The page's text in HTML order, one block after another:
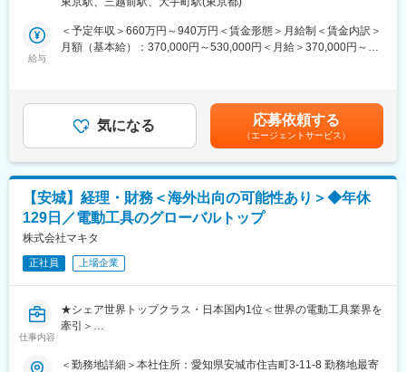
定運用で一度も株価が下がったことはありません。グローバルを
基軸に事業を安定成長させています。
ミュニケーションもスピーディ。フランクで接しやすい社員が多
いことが魅力です。
変更の範囲：会社の定める業務
■業務内容：
・当社子会社（IFRSまたはUSGAAPの在外法人）の連結パッケー
ジの確認
・当社/当社子会社及び連結決算に関する会計処理の立案、社内外
調整
・当社における経費精算仕訳確認等の日常経理業務
・多様な経験を通じて専門性を深める
連結パッケージの確認、子会社の決算業務、会計方針の検討、監
査対応、連結決算のサポートなど、決算に係る幅広い業務に携わ
ることができます。また、経理部内でのローテーションにより、
将来的には管理会計や財務といった関連分野での経験、あるいは
管理職としてのキャリアアップも可能です。多様な業務経験を通
じて、経理・財務分野における包括的な専門性を高めることが可
能です。またご希望であれば海外駐在も可能性があります。
・グローバルな環境でのキャリア構築
在外子会社の連結パッケージ確認や事業管理においては、海外の
きます。
給与
＜予定年収＞660万円～940万円＜賃金形態＞月給制＜賃金内訳＞
月額（基本給）：370,000円～530,000円＜月給＞370,000円～
固定手当を含めた表記です。
気になる 応募依頼する
（エージェントサービス）
【安城】経理・財務＜海外出向の可能性あり＞◆年休
129日／電動工具のグローバルトップ
株式会社マキタ
正社員 上場企業
仕事内容
★シェア世界トップクラス・日本国内1位＜世界の電動工具業界を
牽引＞
★年休129日／福利厚生充実・働き方◎
＜勤務地詳細＞本社住所：愛知県安城市住吉町3-11-8 勤務地最寄